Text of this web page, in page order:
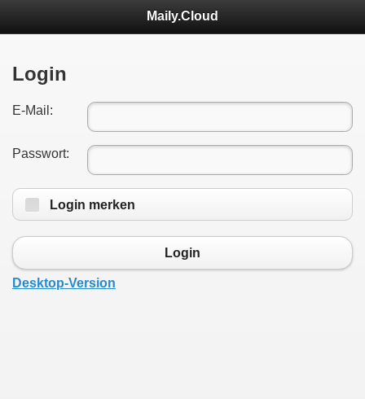
Maily.Cloud
Login
E-Mail:
Passwort:
Login merken
Login
Desktop-Version